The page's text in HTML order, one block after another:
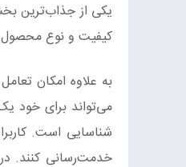
یکی از جذاب‌ترین
کیفیت و نوع محصول
به علاوه امکان
می‌تواند برای خود
خدمت‌رسانی کنند. در